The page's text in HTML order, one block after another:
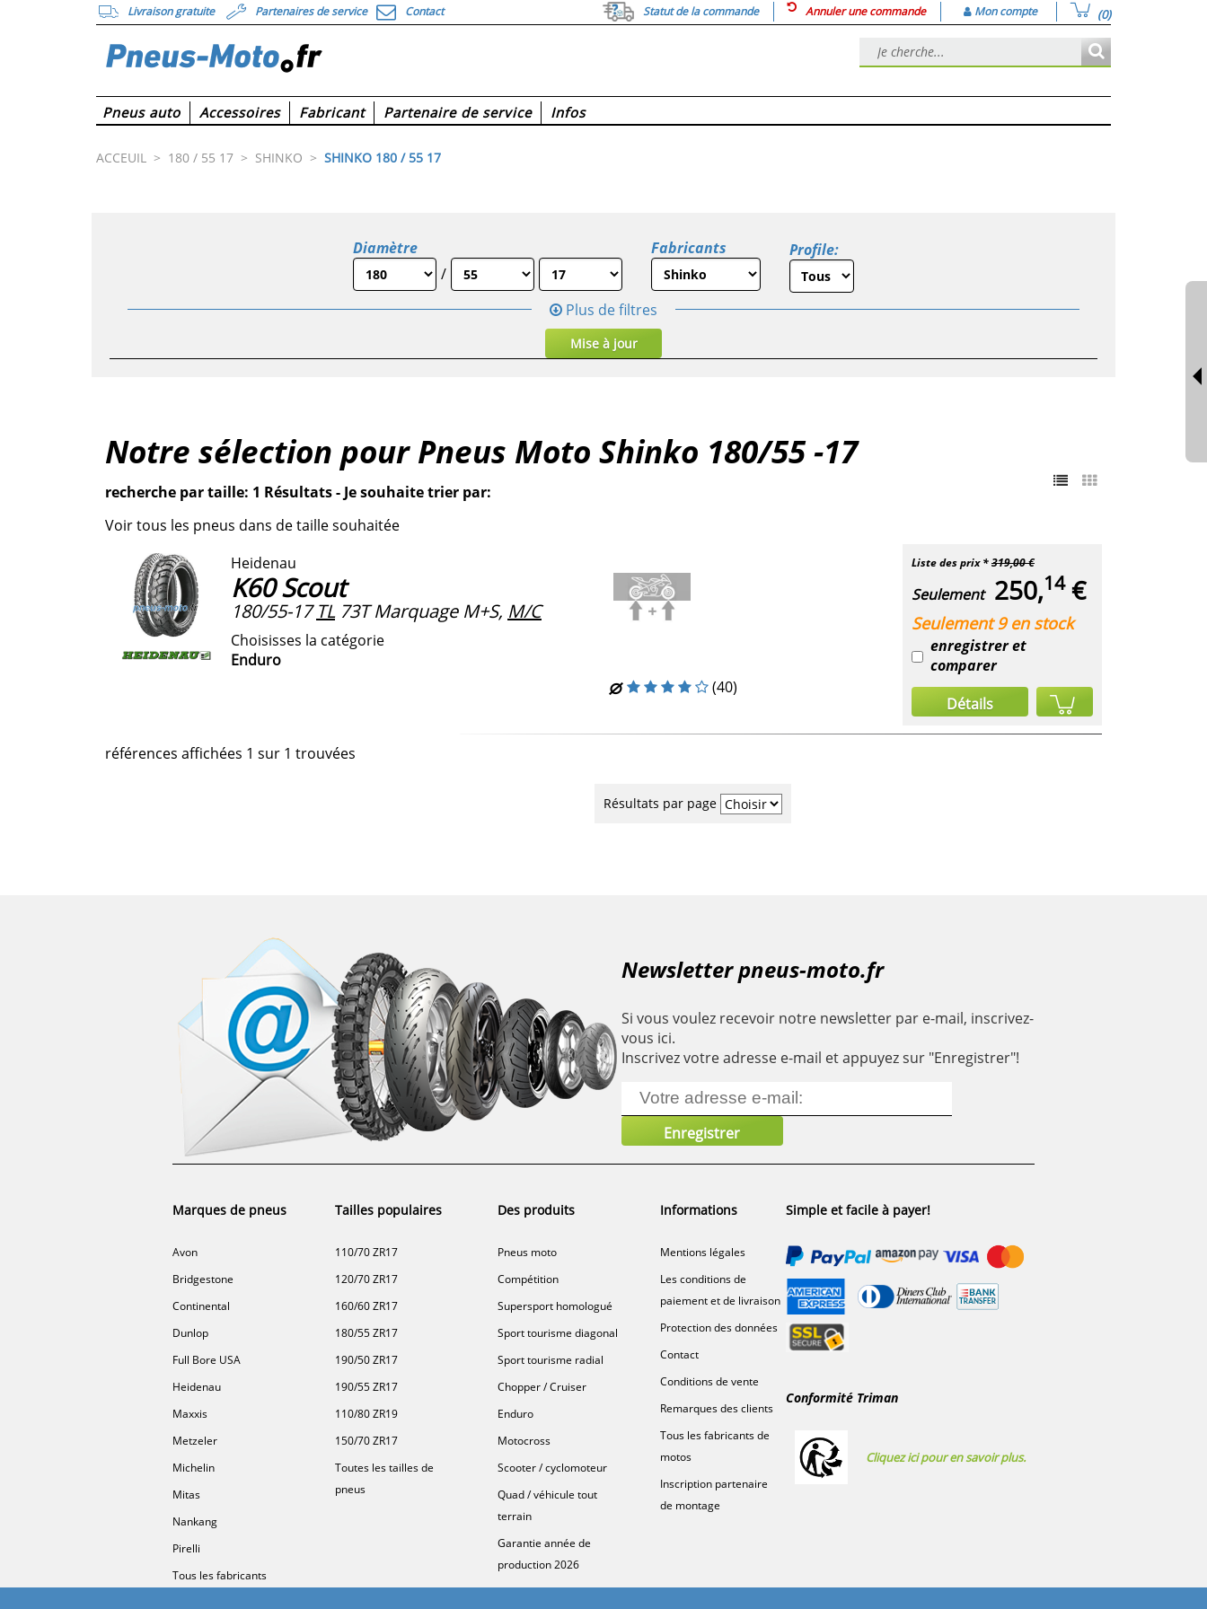
Livraison gratuite Partenaires de service Contact Statut de la commande Annuler une commande Mon compte (0)
Pneus auto Accessoires Fabricant Partenaire de service Infos
ACCEUIL > 180 / 55 17 > SHINKO > SHINKO 180 / 55 17
Diamètre
/
Fabricants Profile:
Plus de filtres
Mise à jour
Notre sélection pour Pneus Moto Shinko 180/55 -17
recherche par taille: 1 Résultats - Je souhaite trier par:
Voir tous les pneus dans de taille souhaitée
Heidenau
K60 Scout
180/55-17 TL73T Marquage M+S, M/C
Choisisses la catégorie
Enduro
(40)
Liste des prix *319,00 €
Seulement 250,14€
Seulement 9 en stock
enregistrer et
comparer
Détails
références affichées 1 sur 1 trouvées
Résultats par page
Newsletter pneus-moto.fr
Si vous voulez recevoir notre newsletter par e-mail, inscrivez-
vous ici.
Inscrivez votre adresse e-mail et appuyez sur "Enregistrer"!
Marques de pneus
Avon
Bridgestone
Continental
Dunlop
Full Bore USA
Heidenau
Maxxis
Metzeler
Michelin
Mitas
Nankang
Pirelli
Tous les fabricants
Tailles populaires
110/70 ZR17
120/70 ZR17
160/60 ZR17
180/55 ZR17
190/50 ZR17
190/55 ZR17
110/80 ZR19
150/70 ZR17
Toutes les tailles de
pneus
Des produits
Pneus moto
Compétition
Supersport homologué
Sport tourisme diagonal
Sport tourisme radial
Chopper / Cruiser
Enduro
Motocross
Scooter / cyclomoteur
Quad / véhicule tout
terrain
Garantie année de
production 2026
Informations
Mentions légales
Les conditions de
paiement et de livraison
Protection des données
Contact
Conditions de vente
Remarques des clients
Tous les fabricants de
motos
Inscription partenaire
de montage
Simple et facile à payer!
Conformité Triman
Cliquez ici pour en savoir plus.